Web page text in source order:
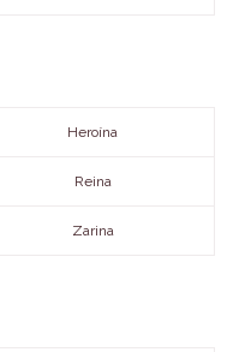
Heroína
Reina
Zarina